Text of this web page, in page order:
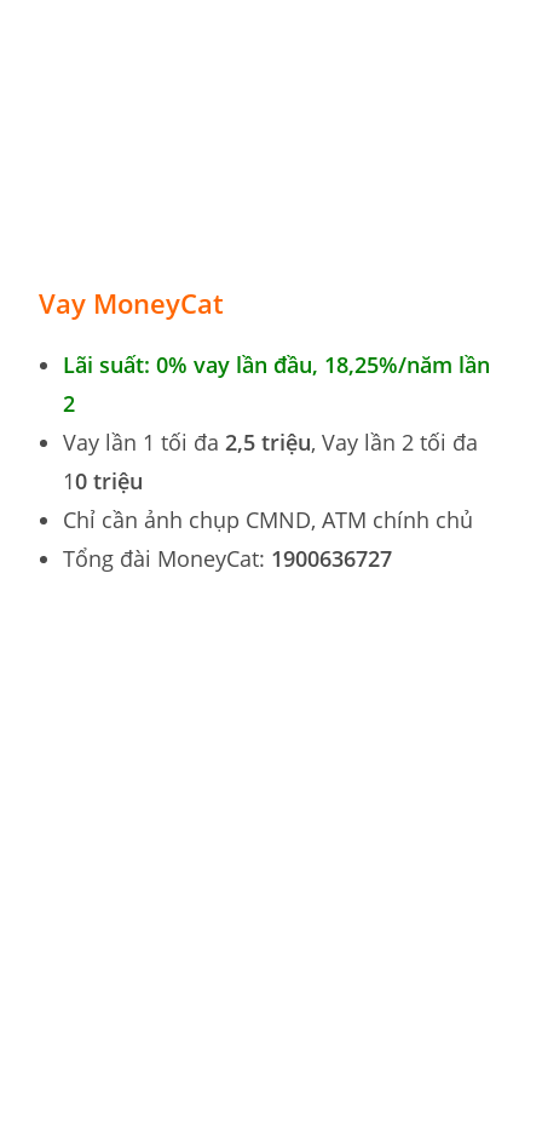
Vay MoneyCat
Lãi suất: 0% vay lần đầu, 18,25%/năm lần
2
Vay lần 1 tối đa2,5 triệu, Vay lần 2 tối đa
10 triệu
Chỉ cần ảnh chụp CMND, ATM chính chủ
Tổng đài MoneyCat: 1900636727